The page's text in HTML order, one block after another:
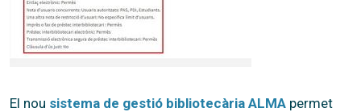
El nou sistema de gestió bibliotecària ALMA permet